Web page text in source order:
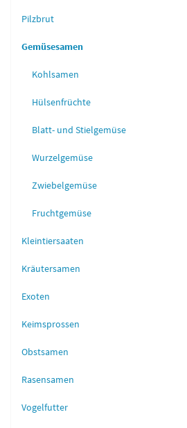
Pilzbrut
Gemüsesamen
Kohlsamen
Hülsenfrüchte
Blatt- und Stielgemüse
Wurzelgemüse
Zwiebelgemüse
Fruchtgemüse
Kleintiersaaten
Kräutersamen
Exoten
Keimsprossen
Obstsamen
Rasensamen
Vogelfutter